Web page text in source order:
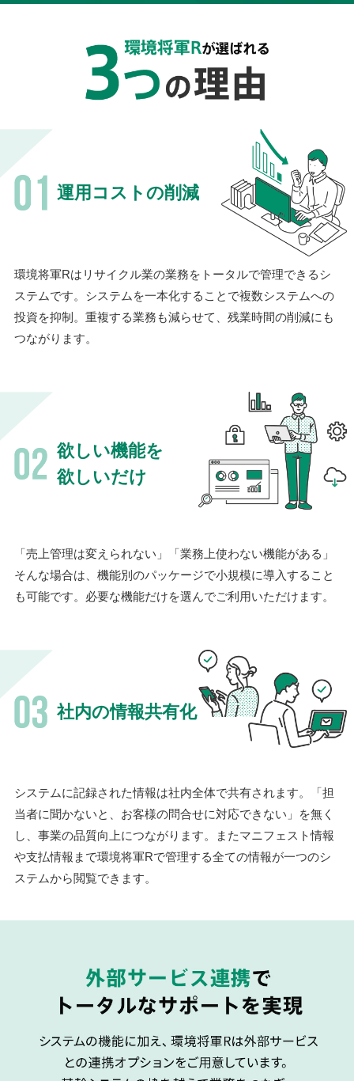
運用コストの削減
環境将軍Rはリサイクル業の業務をトータルで管理できるシ
ステムです。システムを一本化することで複数システムへの
投資を抑制。重複する業務も減らせて、残業時間の削減にも
つながります。
欲しい機能を
欲しいだけ
「売上管理は変えられない」「業務上使わない機能がある」
そんな場合は、機能別のパッケージで小規模に導入すること
も可能です。必要な機能だけを選んでご利用いただけます。
社内の情報共有化
システムに記録された情報は社内全体で共有されます。「担
当者に聞かないと、お客様の問合せに対応できない」を無く
し、事業の品質向上につながります。またマニフェスト情報
や支払情報まで環境将軍Rで管理する全ての情報が一つのシ
ステムから閲覧できます。